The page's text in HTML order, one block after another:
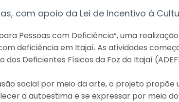
com apoio da Lei de Incentivo à
Pessoas com Deficiência”, uma
deficiência em Itajaí. As atividades
Deficientes Físicos da Foz do Itajaí
social por meio da arte, o projeto
a autoestima e se expressar por meio